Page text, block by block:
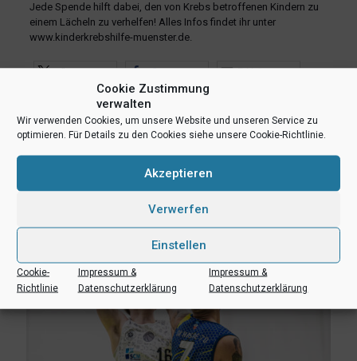
Cookie Zustimmung
verwalten
Wir verwenden Cookies, um unsere Website und unseren Service zu
optimieren. Für Details zu den Cookies siehe unsere Cookie-Richtlinie.
Akzeptieren
Verwerfen
Einstellen
Cookie-
Richtlinie
Impressum &
Datenschutzerklärung
Impressum &
Datenschutzerklärung
Jede Spende hilft dabei, den von Krebs betroffenen Kindern zu
einem Lächeln zu verhelfen! Alles Infos findet ihr unter
www.kinderkrebshilfe-muenster.de.
teilen teilen E-Mail
teilen